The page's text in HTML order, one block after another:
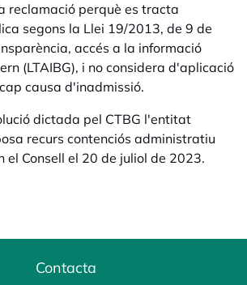
reclamació perquè es tracta
segons la Llei 19/2013, de 9 de
accés a la informació
(LTAIBG), i no considera d'aplicació
causa d'inadmissió.
dictada pel CTBG l'entitat
recurs contenciós administratiu
el Consell el 20 de juliol de 2023.
Contacta